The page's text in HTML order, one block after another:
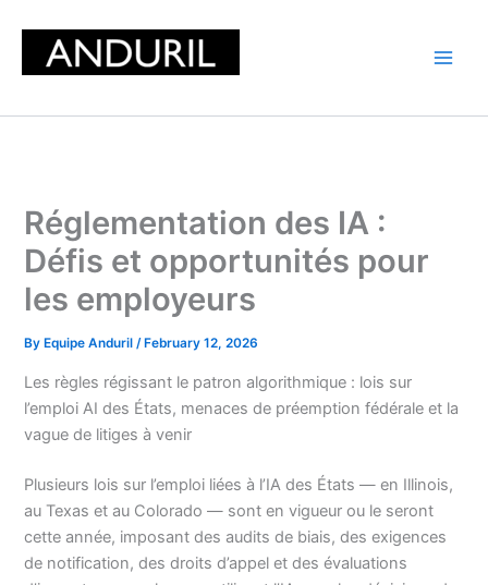
content
Réglementation des IA :
Défis et opportunités pour
les employeurs
By Equipe Anduril/ February 12, 2026
Les règles régissant le patron algorithmique : lois sur
l’emploi AI des États, menaces de préemption fédérale et la
vague de litiges à venir
Plusieurs lois sur l’emploi liées à l’IA des États — en Illinois,
au Texas et au Colorado — sont en vigueur ou le seront
cette année, imposant des audits de biais, des exigences
de notification, des droits d’appel et des évaluations